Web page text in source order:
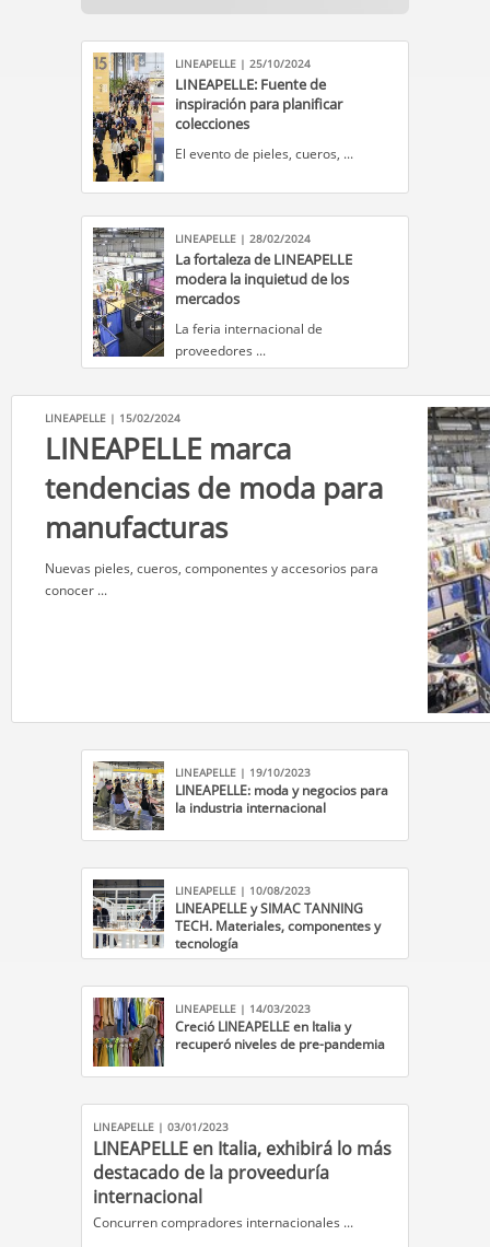
LINEAPELLE | 25/10/2024
LINEAPELLE: Fuente de
inspiración para planificar
colecciones
​El evento de pieles, cueros, ...
LINEAPELLE | 28/02/2024
La fortaleza de LINEAPELLE
modera la inquietud de los
mercados
La feria internacional de
proveedores ...
LINEAPELLE | 15/02/2024
LINEAPELLE marca
tendencias de moda para
manufacturas
Nuevas pieles, cueros, componentes y accesorios para
conocer ...
LINEAPELLE | 19/10/2023
LINEAPELLE: moda y negocios para
la industria internacional
LINEAPELLE | 10/08/2023
LINEAPELLE y SIMAC TANNING
TECH. Materiales, componentes y
tecnología
LINEAPELLE | 14/03/2023
Creció LINEAPELLE en Italia y
recuperó niveles de pre-pandemia
LINEAPELLE | 03/01/2023
LINEAPELLE en Italia, exhibirá lo más
destacado de la proveeduría
internacional
​Concurren compradores internacionales ...